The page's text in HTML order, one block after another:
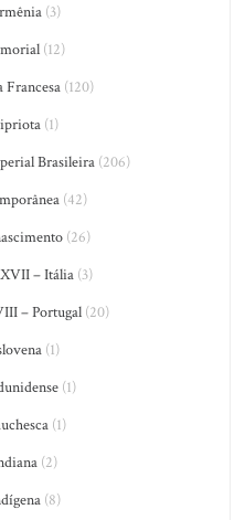
(3)
(12)
Francesa(120)
(1)
Brasileira(206)
(42)
(26)
– Itália (3)
– Portugal (20)
(1)
(1)
(1)
(2)
(8)